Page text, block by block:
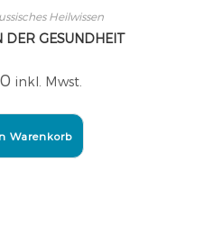
Heilwissen
DER GESUNDHEIT
inkl. Mwst.
Warenkorb